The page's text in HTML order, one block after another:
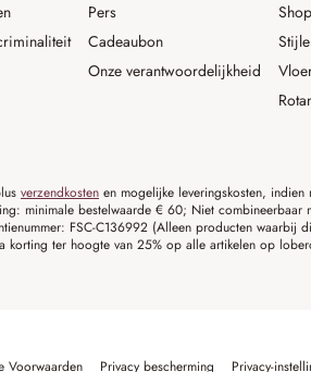
Pers
Cadeaubon
Onze verantwoordelijkheid
verzendkosten en mogelijke leveringskosten, indien
minimale bestelwaarde € 60; Niet
FSC-C136992 (Alleen producten waarbij
korting ter hoogte van 25% op alle artikelen op
Voorwaarden Privacy bescherming Privacy-